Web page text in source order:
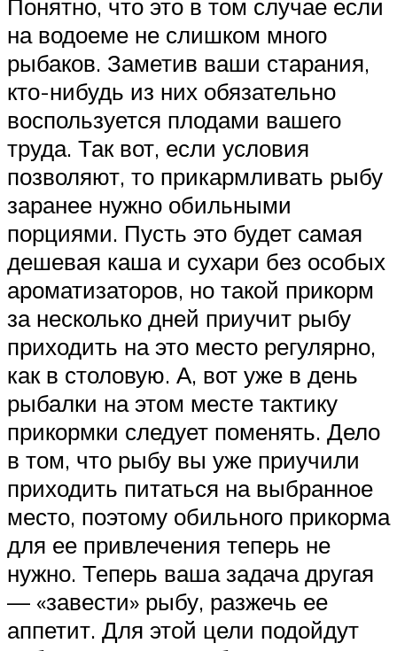
Понятно, что это в том случае если
на водоеме не слишком много
рыбаков. Заметив ваши старания,
кто-нибудь из них обязательно
воспользуется плодами вашего
труда. Так вот, если условия
позволяют, то прикармливать рыбу
заранее нужно обильными
порциями. Пусть это будет самая
дешевая каша и сухари без особых
ароматизаторов, но такой прикорм
за несколько дней приучит рыбу
приходить на это место регулярно,
как в столовую. А, вот уже в день
рыбалки на этом месте тактику
прикормки следует поменять. Дело
в том, что рыбу вы уже приучили
приходить питаться на выбранное
место, поэтому обильного прикорма
для ее привлечения теперь не
нужно. Теперь ваша задача другая
— «завести» рыбу, разжечь ее
аппетит. Для этой цели подойдут